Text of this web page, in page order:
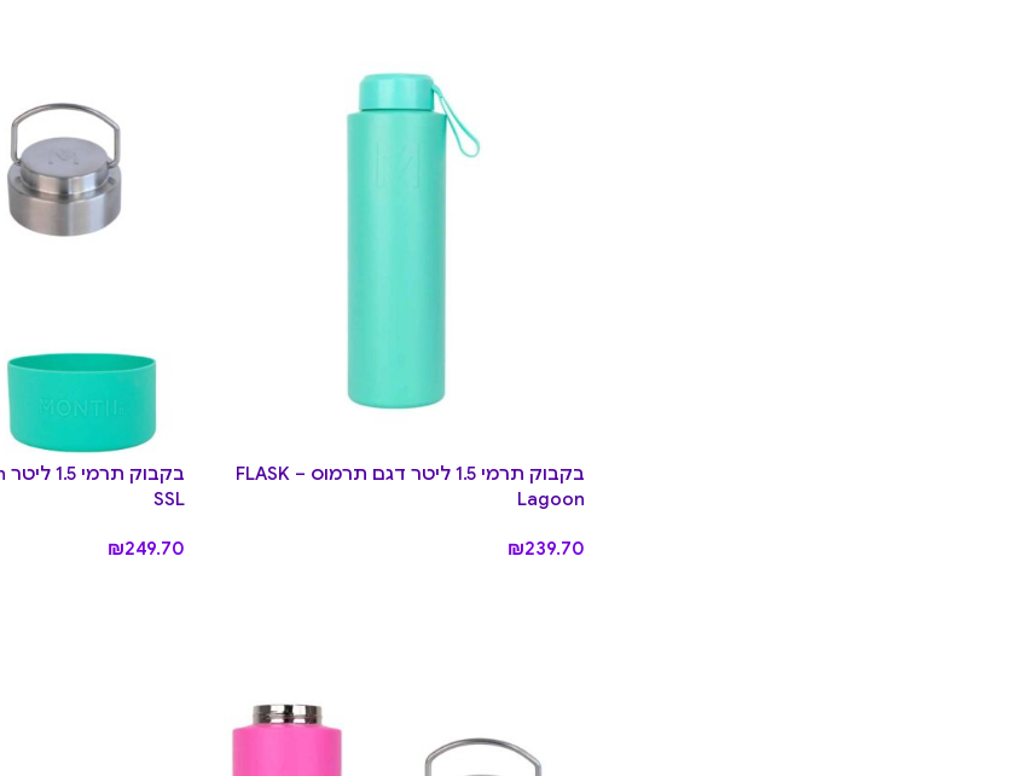
בקבוק תרמי 1.5 ליטר דגם תרמוס FLASK –
Lagoon
₪239.70
SSL
₪249.70